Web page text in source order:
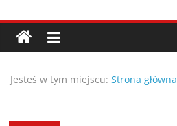
do
treści
Porady,
wskazówki
oraz
Jesteś w tym miejscu: Strona główna